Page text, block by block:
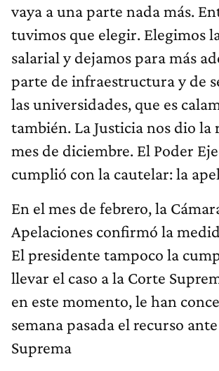
vaya a una parte nada más.
tuvimos que elegir. Elegimos
salarial y dejamos para más
parte de infraestructura y de
las universidades, que es
también. La Justicia nos dio la
mes de diciembre. El Poder
cumplió con la cautelar: la
En el mes de febrero, la
Apelaciones confirmó la
El presidente tampoco la
llevar el caso a la Corte
en este momento, le han
semana pasada el recurso
Suprema